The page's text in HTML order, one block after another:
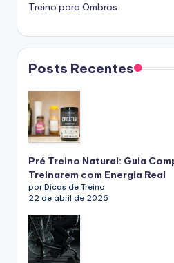
Treino para Ombros
Posts Recentes
Pré Treino Natural: Guia
Treinarem com Energia Real
por Dicas de Treino
22 de abril de 2026